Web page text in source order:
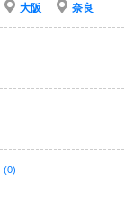
大阪 奈良
(0)